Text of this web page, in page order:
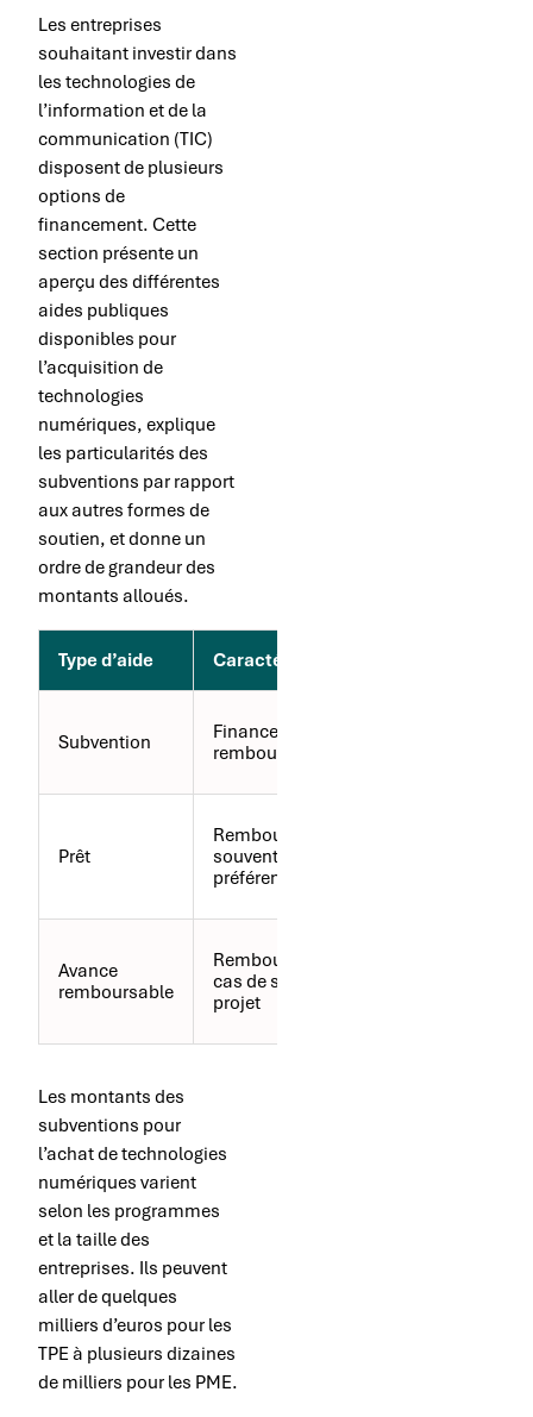
Les entreprises
souhaitant investir dans
les technologies de
l’information et de la
communication (TIC)
disposent de plusieurs
options de
financement. Cette
section présente un
aperçu des différentes
aides publiques
disponibles pour
l’acquisition de
technologies
numériques, explique
les particularités des
subventions par rapport
aux autres formes de
soutien, et donne un
ordre de grandeur des
montants alloués.
Type d’aide Caractéristiques
Subvention
Financement non
remboursable
Prêt
Remboursable,
souvent à taux
préférentiel
Avance
remboursable
Remboursable en
cas de succès du
projet
Les montants des
subventions pour
l’achat de technologies
numériques varient
selon les programmes
et la taille des
entreprises. Ils peuvent
aller de quelques
milliers d’euros pour les
TPE à plusieurs dizaines
de milliers pour les PME.